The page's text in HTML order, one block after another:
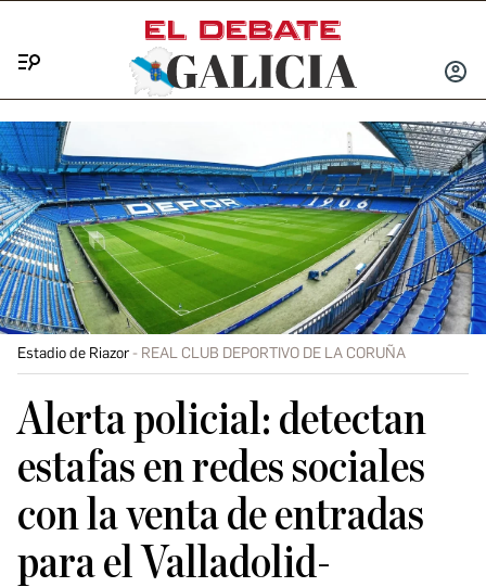
INICIAR
Estadio de Riazor REAL CLUB DEPORTIVO DE LA CORUÑA
Alerta policial: detectan
estafas en redes sociales
con la venta de entradas
para el Valladolid-